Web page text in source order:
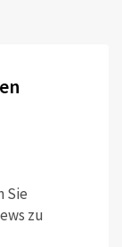
Sie
zu